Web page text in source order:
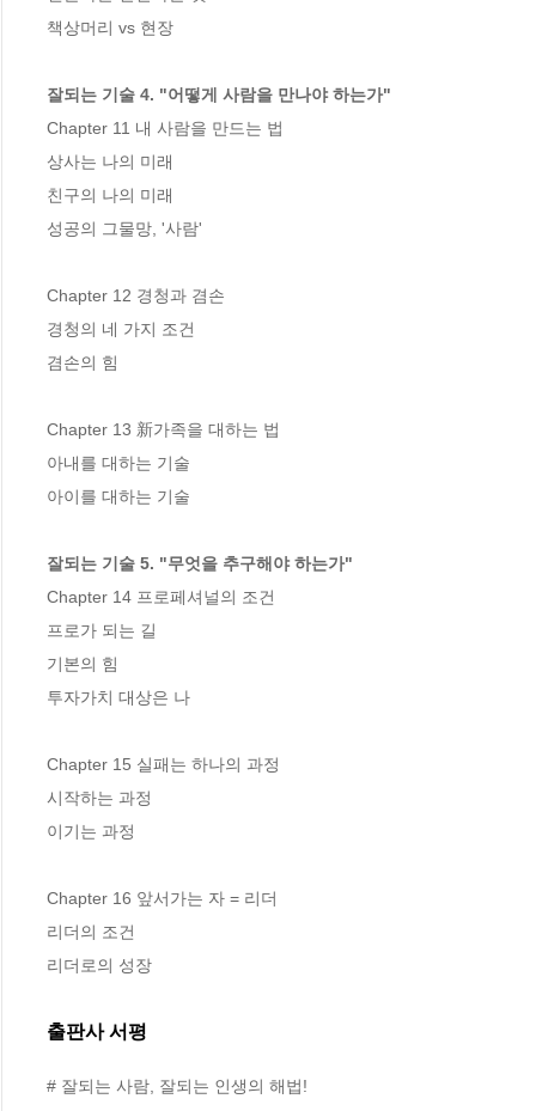
책상머리 vs 현장
잘되는 기술 4. "어떻게 사람을 만나야 하는가"
Chapter 11 내 사람을 만드는 법
상사는 나의 미래
친구의 나의 미래
성공의 그물망, '사람'
Chapter 12 경청과 겸손
경청의 네 가지 조건
겸손의 힘
Chapter 13 新가족을 대하는 법
아내를 대하는 기술
아이를 대하는 기술
잘되는 기술 5. "무엇을 추구해야 하는가"
Chapter 14 프로페셔널의 조건
프로가 되는 길
기본의 힘
투자가치 대상은 나
Chapter 15 실패는 하나의 과정
시작하는 과정
이기는 과정
Chapter 16 앞서가는 자 = 리더
리더의 조건
리더로의 성장
출판사 서평
# 잘되는 사람, 잘되는 인생의 해법!